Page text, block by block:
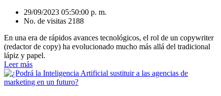
29/09/2023 05:50:00 p. m.
No. de visitas 2188
En una era de rápidos avances tecnológicos, el rol de un copywriter
(redactor de copy) ha evolucionado mucho más allá del tradicional
lápiz y papel.
Leer más